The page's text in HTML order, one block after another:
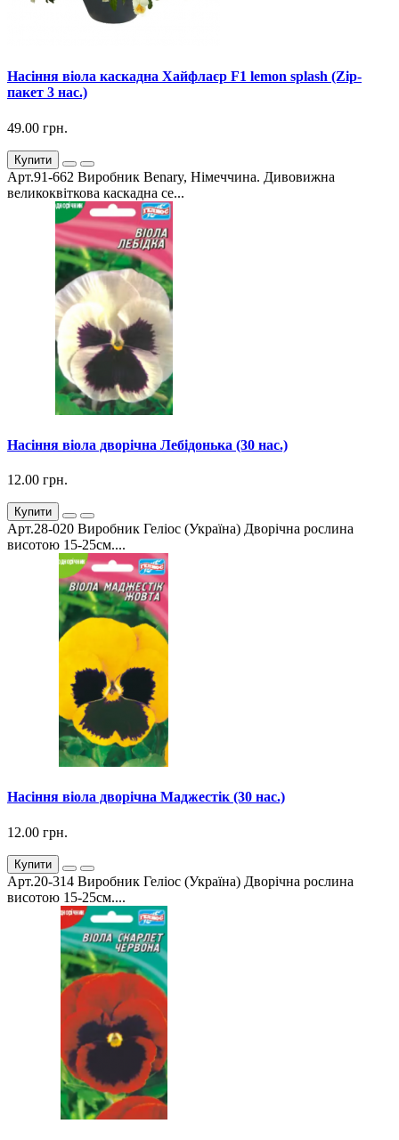
Насіння віола каскадна Хайфлаєр F1 lemon splash (Zip-
пакет 3 нас.)
49.00 грн.
Купити
Арт.91-662 Виробник Benary, Німеччина. Дивовижна
великоквіткова каскадна се...
Насіння віола дворічна Лебідонька (30 нас.)
12.00 грн.
Купити
Арт.28-020 Виробник Геліос (Україна) Дворічна рослина
висотою 15-25см....
Насіння віола дворічна Маджестік (30 нас.)
12.00 грн.
Купити
Арт.20-314 Виробник Геліос (Україна) Дворічна рослина
висотою 15-25см....